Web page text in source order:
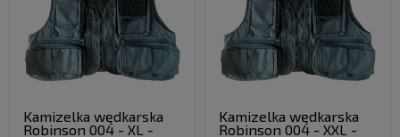
Kamizelka wędkarska
Robinson 004 - XL -
Kamizelka wędkarska
Robinson 004 - XXL -